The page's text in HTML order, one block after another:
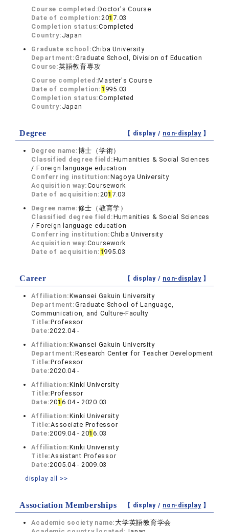
Course completed:Doctor's Course
Date of completion:201 7.03
Completion status:Completed
Country: Japan
Graduate school:Chiba University
Department:Graduate School, Division of Education
Course:英語教育専攻
Course completed:Master's Course
Date of completion: 1 995.03
Completion status:Completed
Country: Japan
Degree 【 display / non-display】
Degree name:博士（学術）
Classified degree field:Humanities & Social Sciences
/ Foreign language education
Conferring institution:Nagoya University
Acquisition way:Coursework
Date of acquisition:201 7.03
Degree name:修士（教育学）
Classified degree field:Humanities & Social Sciences
/ Foreign language education
Conferring institution:Chiba University
Acquisition way:Coursework
Date of acquisition: 1 995.03
Career 【 display / non-display】
Affiliation:Kwansei Gakuin University
Department:Graduate School of Language,
Communication, and Culture-Faculty
Title:Professor
Date:2022.04 -
Affiliation:Kwansei Gakuin University
Department:Research Center for Teacher Development
Title:Professor
Date:2020.04 -
Affiliation:Kinki University
Title:Professor
Date:201 6.04 - 2020.03
Affiliation:Kinki University
Title:Associate Professor
Date:2009.04 - 2016.03
Affiliation:Kinki University
Title:Assistant Professor
Date:2005.04 - 2009.03
display all >>
Association Memberships 【 display / non-display】
Academic society name: 大学英語教育学会